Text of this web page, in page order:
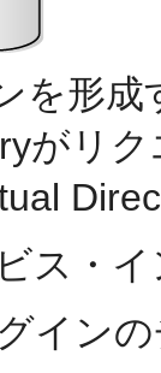
を形
がリ
ス・
イン